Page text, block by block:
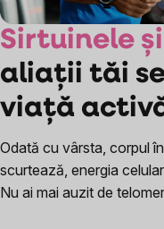
Sirtuinele
aliații tăi
viață
Odată cu vârsta, corpul
scurtează, energia
Nu ai mai auzit de